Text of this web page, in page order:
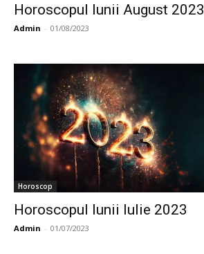
Horoscopul lunii August 2023
Admin - 01/08/2023
Horoscop
Horoscopul lunii Iulie 2023
Admin - 01/07/2023